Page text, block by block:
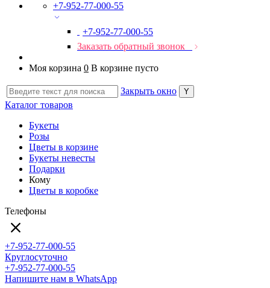
+7-952-77-000-55
+7-952-77-000-55
Заказать обратный звонок
Моя корзина 0 В корзине пусто
Закрыть окно
Каталог товаров
Букеты
Розы
Цветы в корзине
Букеты невесты
Подарки
Кому
Цветы в коробке
Телефоны
+7-952-77-000-55
Круглосуточно
+7-952-77-000-55
Напишите нам в WhatsApp